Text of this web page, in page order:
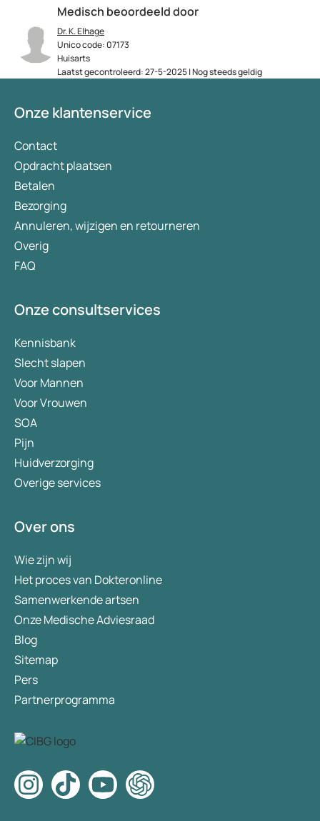
Medisch beoordeeld door
Dr. K. Elhage
Unico code: 07173
Huisarts
Laatst gecontroleerd: 27-5-2025 | Nog steeds geldig
Onze klantenservice
Contact
Opdracht plaatsen
Betalen
Bezorging
Annuleren, wijzigen en retourneren
Overig
FAQ
Onze consultservices
Kennisbank
Slecht slapen
Voor Mannen
Voor Vrouwen
SOA
Pijn
Huidverzorging
Overige services
Over ons
Wie zijn wij
Het proces van Dokteronline
Samenwerkende artsen
Onze Medische Adviesraad
Blog
Sitemap
Pers
Partnerprogramma